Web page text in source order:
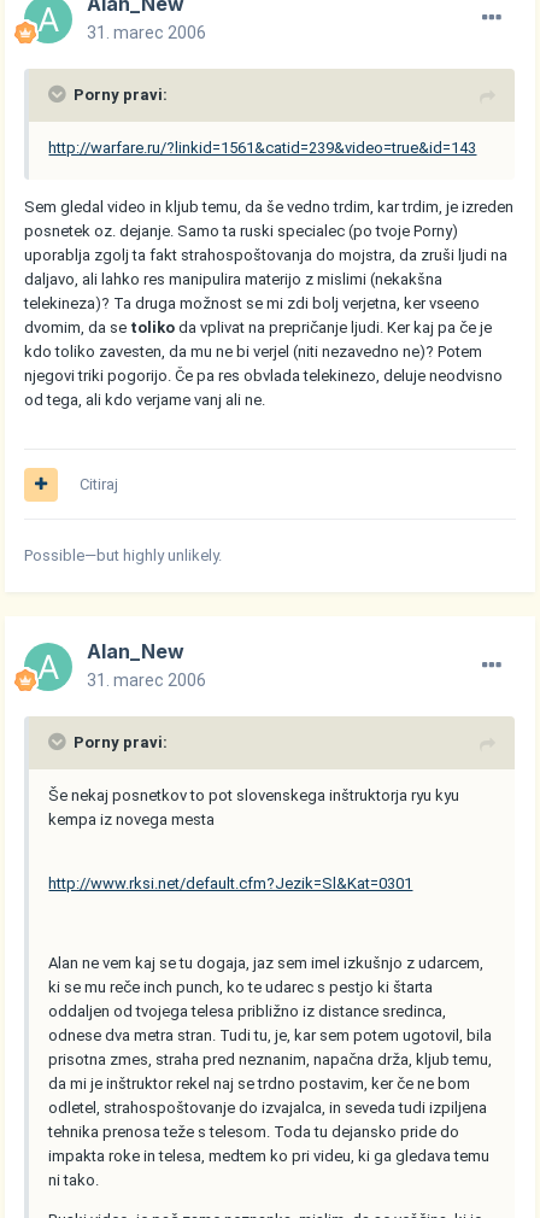
31. marec 2006
Porny pravi:
http://warfare.ru/?linkid=1561&catid=239&video=true&id=143
Sem gledal video in kljub temu, da še vedno trdim, kar trdim, je izreden
posnetek oz. dejanje. Samo ta ruski specialec (po tvoje Porny)
uporablja zgolj ta fakt strahospoštovanja do mojstra, da zruši ljudi na
daljavo, ali lahko res manipulira materijo z mislimi (nekakšna
telekineza)? Ta druga možnost se mi zdi bolj verjetna, ker vseeno
dvomim, da se toliko da vplivat na prepričanje ljudi. Ker kaj pa če je
kdo toliko zavesten, da mu ne bi verjel (niti nezavedno ne)? Potem
njegovi triki pogorijo. Če pa res obvlada telekinezo, deluje neodvisno
od tega, ali kdo verjame vanj ali ne.
Citiraj
Possible—but highly unlikely.
Alan_New
31. marec 2006
Porny pravi:
Še nekaj posnetkov to pot slovenskega inštruktorja ryu kyu
kempa iz novega mesta
http://www.rksi.net/default.cfm?Jezik=Sl&Kat=0301
Alan ne vem kaj se tu dogaja, jaz sem imel izkušnjo z udarcem,
ki se mu reče inch punch, ko te udarec s pestjo ki štarta
oddaljen od tvojega telesa približno iz distance sredinca,
odnese dva metra stran. Tudi tu, je, kar sem potem ugotovil, bila
prisotna zmes, straha pred neznanim, napačna drža, kljub temu,
da mi je inštruktor rekel naj se trdno postavim, ker če ne bom
odletel, strahospoštovanje do izvajalca, in seveda tudi izpiljena
tehnika prenosa teže s telesom. Toda tu dejansko pride do
impakta roke in telesa, medtem ko pri videu, ki ga gledava temu
ni tako.